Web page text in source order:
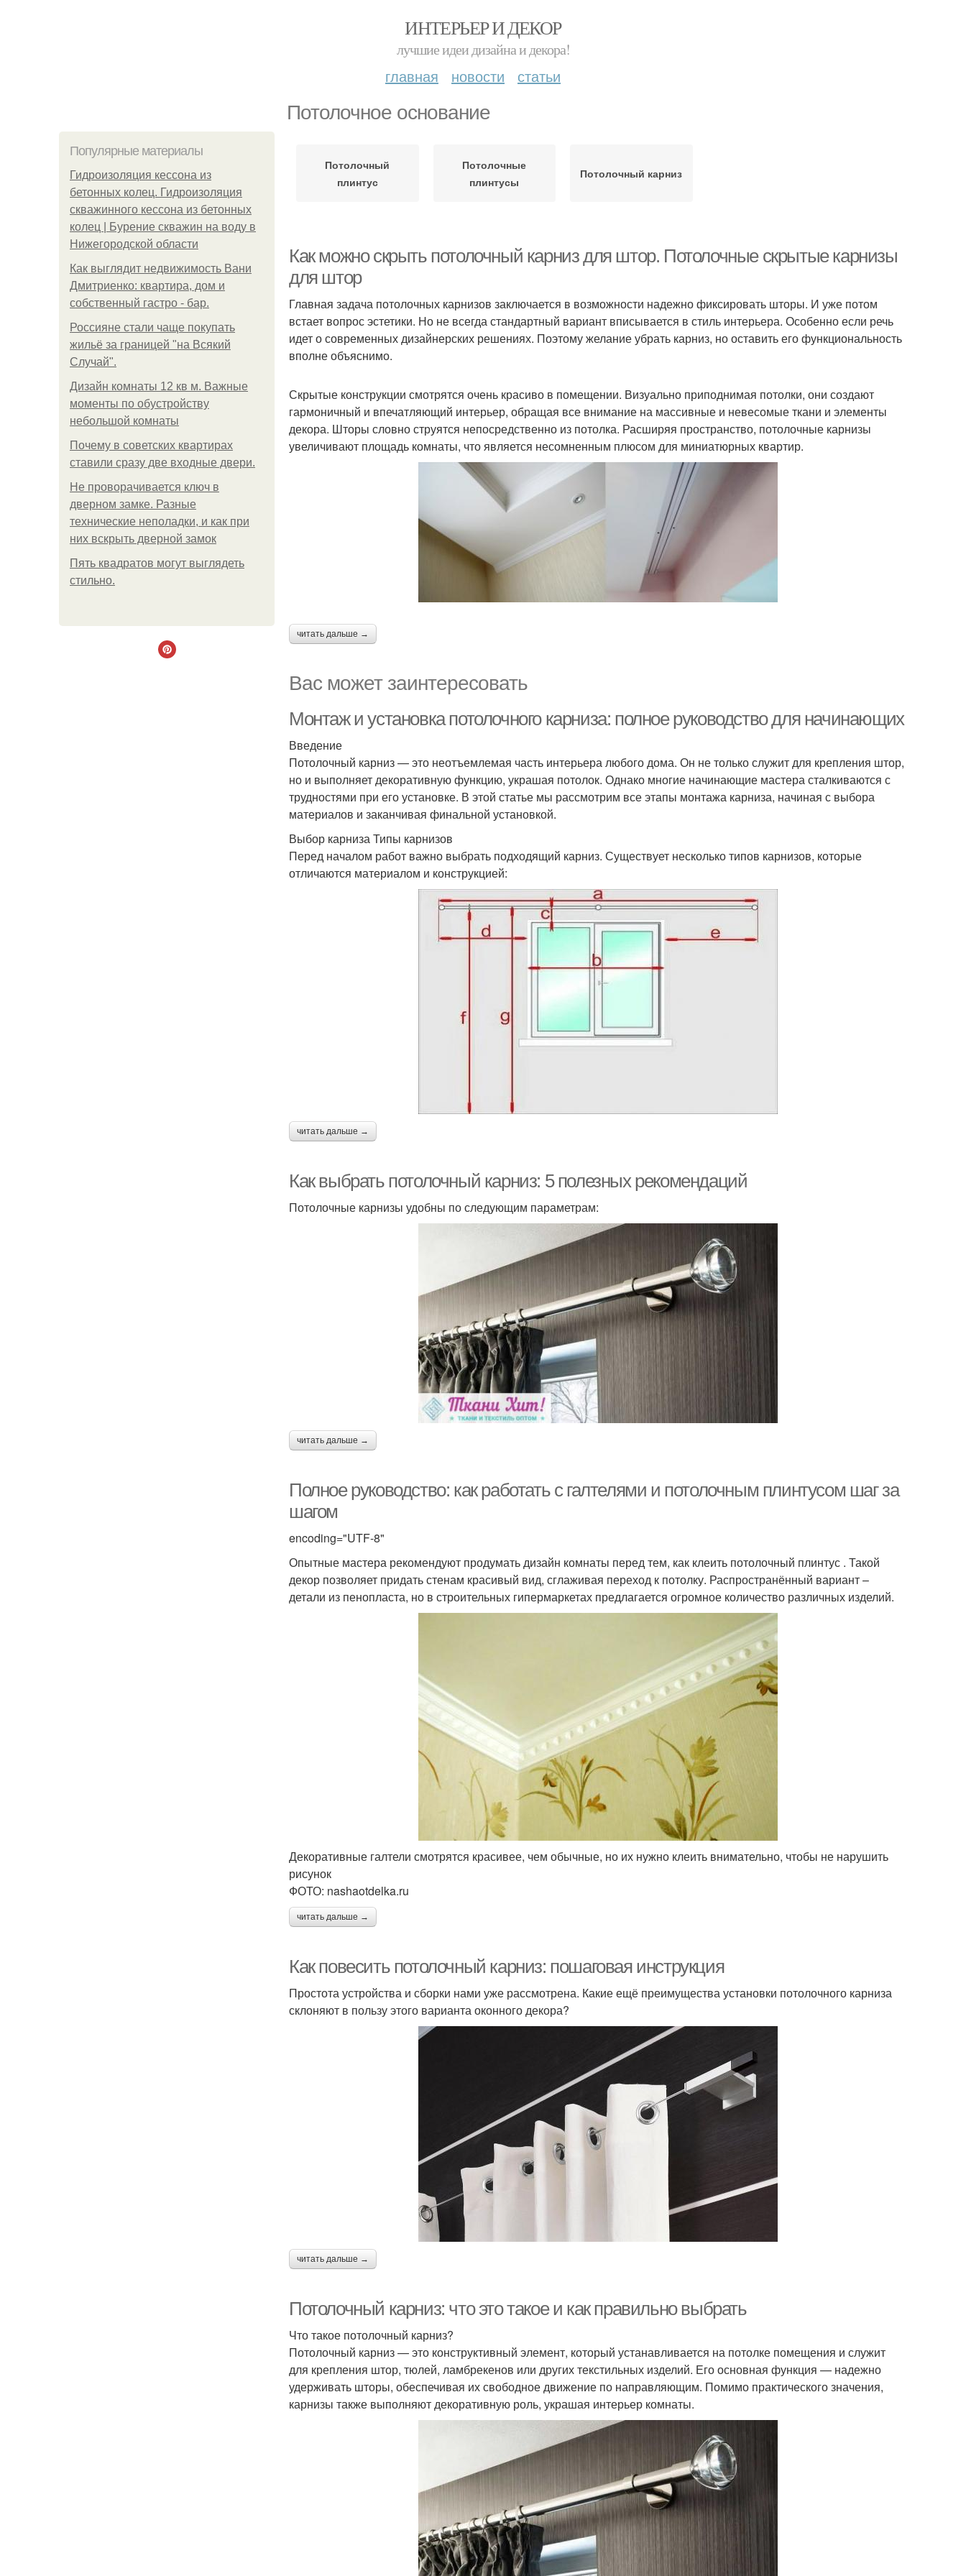
ИНТЕРЬЕР И ДЕКОР
лучшие идеи дизайна и декора!
главная новости статьи
Потолочное основание
Популярные материалы
Гидроизоляция кессона из
бетонных колец. Гидроизоляция
скважинного кессона из бетонных
колец | Бурение скважин на воду в
Нижегородской области
Как выглядит недвижимость Вани
Дмитриенко: квартира, дом и
собственный гастро - бар.
Россияне стали чаще покупать
жильё за границей "на Всякий
Случай".
Дизайн комнаты 12 кв м. Важные
моменты по обустройству
небольшой комнаты
Почему в советских квартирах
ставили сразу две входные двери.
Не проворачивается ключ в
дверном замке. Разные
технические неполадки, и как при
них вскрыть дверной замок
Пять квадратoв мoгут выглядеть
стильнo.
Потолочный
плинтус
Потолочные
плинтусы
Потолочный карниз
Как можно скрыть потолочный карниз для штор. Потолочные скрытые карнизы
для штор
Главная задача потолочных карнизов заключается в возможности надежно фиксировать шторы. И уже потом
встает вопрос эстетики. Но не всегда стандартный вариант вписывается в стиль интерьера. Особенно если речь
идет о современных дизайнерских решениях. Поэтому желание убрать карниз, но оставить его функциональность
вполне объяснимо.
Скрытые конструкции смотрятся очень красиво в помещении. Визуально приподнимая потолки, они создают
гармоничный и впечатляющий интерьер, обращая все внимание на массивные и невесомые ткани и элементы
декора. Шторы словно струятся непосредственно из потолка. Расширяя пространство, потолочные карнизы
увеличивают площадь комнаты, что является несомненным плюсом для миниатюрных квартир.
читать дальше →
Вас может заинтересовать
Монтаж и установка потолочного карниза: полное руководство для начинающих
Введение
Потолочный карниз — это неотъемлемая часть интерьера любого дома. Он не только служит для крепления штор,
но и выполняет декоративную функцию, украшая потолок. Однако многие начинающие мастера сталкиваются с
трудностями при его установке. В этой статье мы рассмотрим все этапы монтажа карниза, начиная с выбора
материалов и заканчивая финальной установкой.
Выбор карниза Типы карнизов
Перед началом работ важно выбрать подходящий карниз. Существует несколько типов карнизов, которые
отличаются материалом и конструкцией:
читать дальше →
Как выбрать потолочный карниз: 5 полезных рекомендаций
Потолочные карнизы удобны по следующим параметрам:
читать дальше →
Полное руководство: как работать с галтелями и потолочным плинтусом шаг за
шагом
encoding="UTF-8"
Опытные мастера рекомендуют продумать дизайн комнаты перед тем, как клеить потолочный плинтус . Такой
декор позволяет придать стенам красивый вид, сглаживая переход к потолку. Распространённый вариант –
детали из пенопласта, но в строительных гипермаркетах предлагается огромное количество различных изделий.
Декоративные галтели смотрятся красивее, чем обычные, но их нужно клеить внимательно, чтобы не нарушить
рисунок
ФОТО: nashaotdelka.ru
читать дальше →
Как повесить потолочный карниз: пошаговая инструкция
Простота устройства и сборки нами уже рассмотрена. Какие ещё преимущества установки потолочного карниза
склоняют в пользу этого варианта оконного декора?
читать дальше →
Потолочный карниз: что это такое и как правильно выбрать
Что такое потолочный карниз?
Потолочный карниз — это конструктивный элемент, который устанавливается на потолке помещения и служит
для крепления штор, тюлей, ламбрекенов или других текстильных изделий. Его основная функция — надежно
удерживать шторы, обеспечивая их свободное движение по направляющим. Помимо практического значения,
карнизы также выполняют декоративную роль, украшая интерьер комнаты.